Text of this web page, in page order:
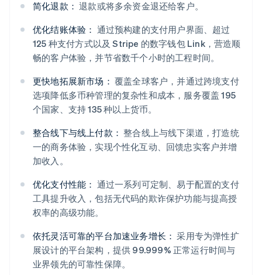
简化退款： 退款或将多余资金退还给客户。
优化结账体验： 通过预构建的支付用户界面、超过
125 种支付方式以及 Stripe 的数字钱包 Link，营造顺
畅的客户体验，并节省数千个小时的工程时间。
更快地拓展新市场： 覆盖全球客户，并通过跨境支付
选项降低多币种管理的复杂性和成本，服务覆盖 195
个国家、支持 135 种以上货币。
整合线下与线上付款： 整合线上与线下渠道，打造统
一的商务体验，实现个性化互动、回馈忠实客户并增
加收入。
优化支付性能： 通过一系列可定制、易于配置的支付
工具提升收入，包括无代码的欺诈保护功能与提高授
权率的高级功能。
依托灵活可靠的平台加速业务增长： 采用专为弹性扩
展设计的平台架构，提供 99.999% 正常运行时间与
业界领先的可靠性保障。
English
爱尔兰
English
English
奥地利
Deutsch English
澳大利亚